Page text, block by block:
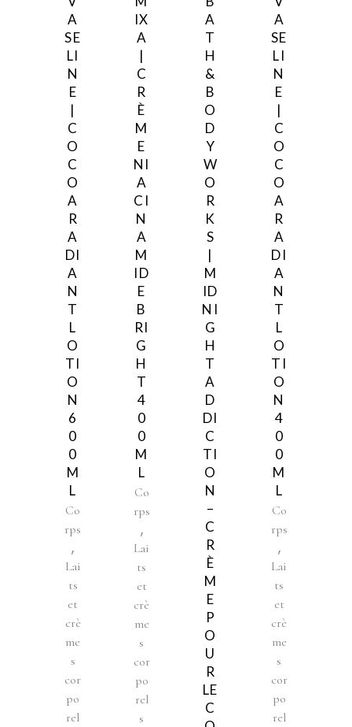
A
SE
LI
N
E
|
C
O
C
O
A
R
A
DI
A
N
T
L
O
TI
O
N
6
0
0
M
L
Co
rps
,
Lai
ts
et
crè
me
s
cor
po
rel
IX
A
|
C
R
È
M
E
NI
A
CI
N
A
M
ID
E
B
RI
G
H
T
4
0
0
M
L
Co
rps
,
Lai
ts
et
crè
me
s
cor
po
rel
s
A
T
H
&
B
O
D
Y
W
O
R
K
S
|
M
ID
NI
G
H
T
A
D
DI
C
TI
O
N
–
C
R
È
M
E
P
O
U
R
LE
C
A
SE
LI
N
E
|
C
O
C
O
A
R
A
DI
A
N
T
L
O
TI
O
N
4
0
0
M
L
Co
rps
,
Lai
ts
et
crè
me
s
cor
po
rel